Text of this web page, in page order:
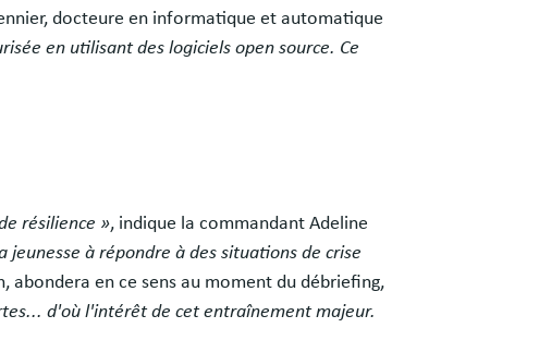
docteure en informatique et automatique
en utilisant des logiciels open source. Ce
résilience », indique la commandant Adeline
à répondre à des situations de crise
abondera en ce sens au moment du débriefing,
d'où l'intérêt de cet entraînement majeur.